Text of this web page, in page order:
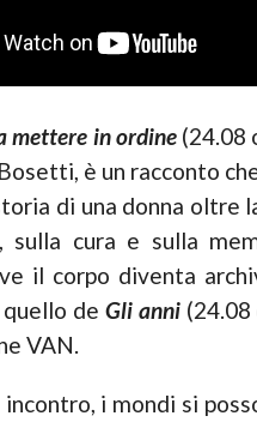
mettere in ordine(24.08
è un racconto
di una donna oltre
sulla cura e sulla
il corpo diventa
de Gli anni(24.08
VAN.
i mondi si